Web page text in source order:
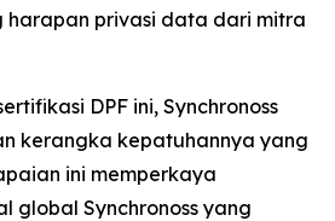
harapan privasi data dari mitra
DPF ini, Synchronoss
kerangka kepatuhannya yang
ini memperkaya
global Synchronoss yang